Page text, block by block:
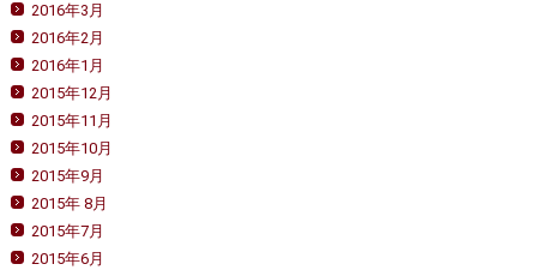
2016年3月
2016年2月
2016年1月
2015年12月
2015年11月
2015年10月
2015年9月
2015年 8月
2015年7月
2015年6月